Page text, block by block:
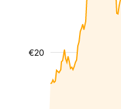
€20